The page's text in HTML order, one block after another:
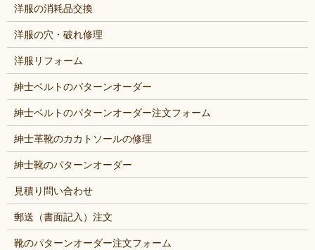
洋服の消耗品交換
洋服の穴・破れ修理
洋服リフォーム
紳士ベルトのパターンオーダー
紳士ベルトのパターンオーダー注文フォーム
紳士革靴のカカトソールの修理
紳士靴のパターンオーダー
見積り問い合わせ
郵送（書面記入）注文
靴のパターンオーダー注文フォーム